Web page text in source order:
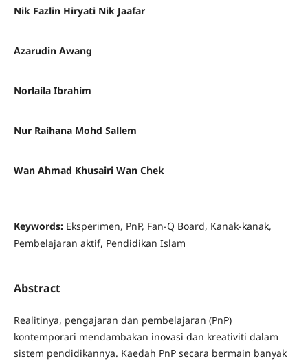
Nik Fazlin Hiryati Nik Jaafar
Azarudin Awang
Norlaila Ibrahim
Nur Raihana Mohd Sallem
Wan Ahmad Khusairi Wan Chek
Keywords: Eksperimen, PnP, Fan-Q Board, Kanak-kanak,
Pembelajaran aktif, Pendidikan Islam
Abstract
Realitinya, pengajaran dan pembelajaran (PnP)
kontemporari mendambakan inovasi dan kreativiti dalam
sistem pendidikannya. Kaedah PnP secara bermain banyak